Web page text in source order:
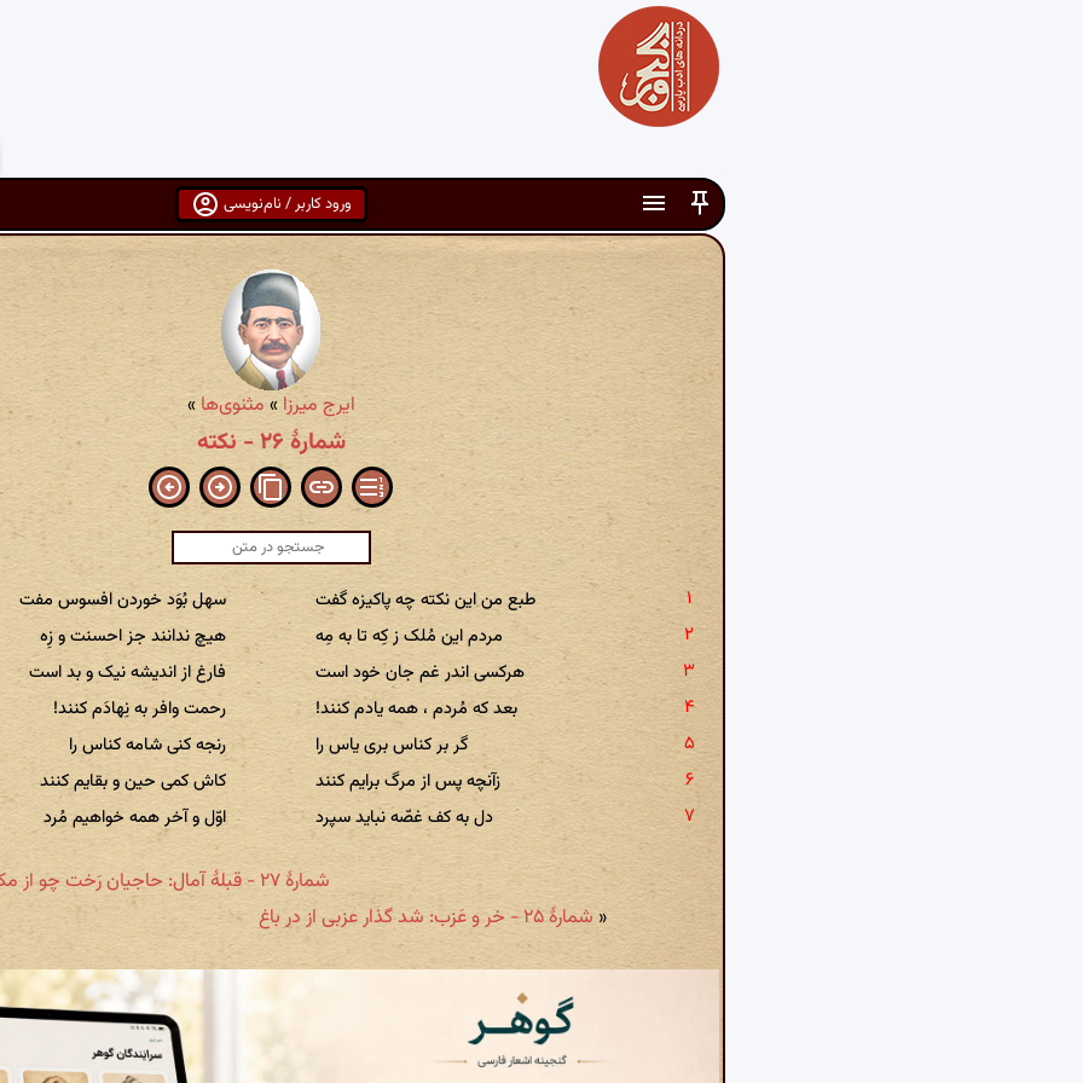
ورود کاربر / نام‌نویسی
ایرج میرزا » مثنوی‌ها »
شمارهٔ ۲۶ - نکته
طبع من این نکته چه پاکیزه گفت
سهل بُوَد خوردن افسوس مفت
مردم این مُلک ز کِه تا به مِه
هیچ ندانند جز احسنت و زِه
هرکسی اندر غم جان خود است
فارغ از اندیشه نیک و بد است
بعد که مُردم ، همه یادم کنند!
رحمت وافر به نِهادَم کنند!
گر بر کناس بری یاس را
رنجه کنی شامه کناس را
زآنچه پس از مرگ برایم کنند
کاش کمی حین و بقایم کنند
دل به کف غصّه نباید سپرد
اوّل و آخر همه خواهیم مُرد
شمارهٔ ۲۷ - قبلۀ آمال: حاجیان رَخت چو از مکه برند
« شمارهٔ ۲۵ - خر و عَزب: شد گذار عزبی از در باغ